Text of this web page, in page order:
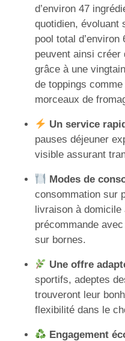
d’environ 47
quotidien, évoluant
pool total
peuvent ainsi créer
grâce à une
de toppings
morceaux de
Un service
pauses déjeuner
visible assurant
Modes de
consommation sur
livraison à
précommande
sur bornes.
Une offre
sportifs, adeptes
trouveront leur
flexibilité dans le
Engagement